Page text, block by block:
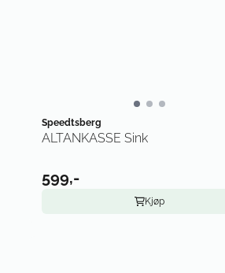
Speedtsberg
ALTANKASSE Sink
599,-
Kjøp